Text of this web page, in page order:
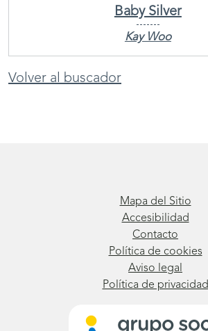
Baby Silver
Kay Woo
Volver al buscador
Mapa del Sitio
Accesibilidad
Contacto
Política de cookies
Aviso legal
Política de privacidad